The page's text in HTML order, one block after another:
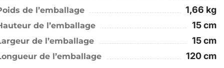
de l’emballage 1,66 kg
de l’emballage 15 cm
de l’emballage 15 cm
de l’emballage 120 cm